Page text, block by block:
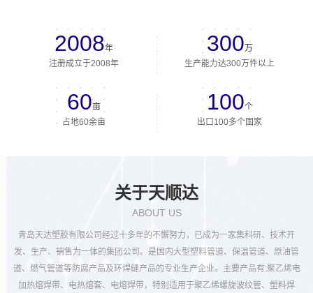
2008年
注册成立于2008年
300万
生产能力达300万件以上
60亩
占地60余亩
100个
出口100多个国家
关于天顺达
ABOUT US
青岛天达塑胶有限公司经过十多年的不懈努力，已成为一家集科研、技术开
发、生产、销售为一体的集团公司。是国内大型塑料管道、保温管道、原油管
道、燃气管道等防腐产品及环焊缝产品的专业生产企业。主要产品有:聚乙烯电
加热熔焊带、电热熔套、电熔焊带，特别适用于聚乙烯螺旋波纹管、塑料焊